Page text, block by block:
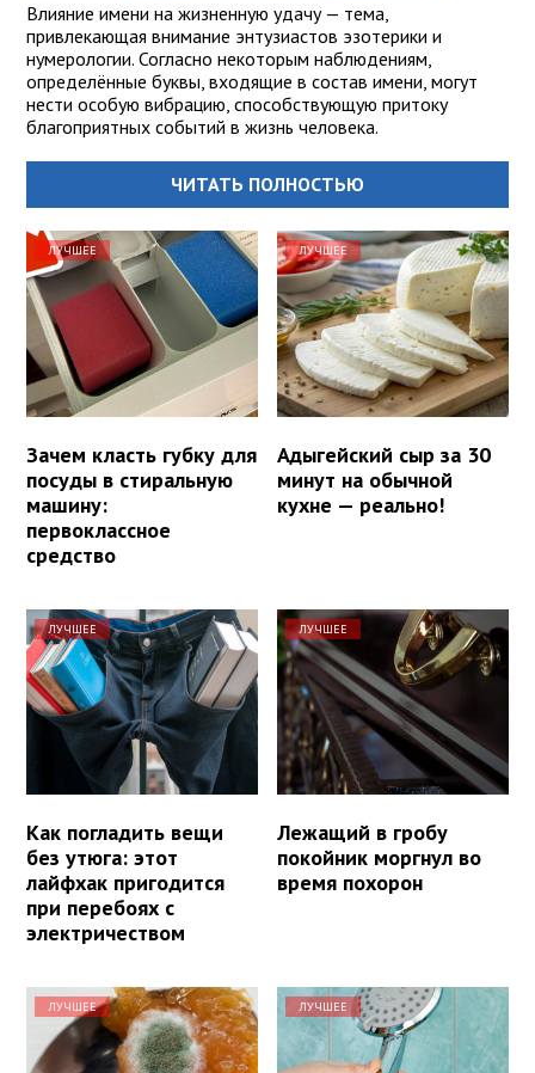
Влияние имени на жизненную удачу — тема,
привлекающая внимание энтузиастов эзотерики и
нумерологии. Согласно некоторым наблюдениям,
определённые буквы, входящие в состав имени, могут
нести особую вибрацию, способствующую притоку
благоприятных событий в жизнь человека.
ЧИТАТЬ ПОЛНОСТЬЮ
ЛУЧШЕЕ
Зачем класть губку для
посуды в стиральную
машину:
первоклассное
средство
ЛУЧШЕЕ
Адыгейский сыр за 30
минут на обычной
кухне — реально!
ЛУЧШЕЕ
Как погладить вещи
без утюга: этот
лайфхак пригодится
при перебоях с
электричеством
ЛУЧШЕЕ
Лежащий в гробу
покойник моргнул во
время похорон
ЛУЧШЕЕ ЛУЧШЕЕ